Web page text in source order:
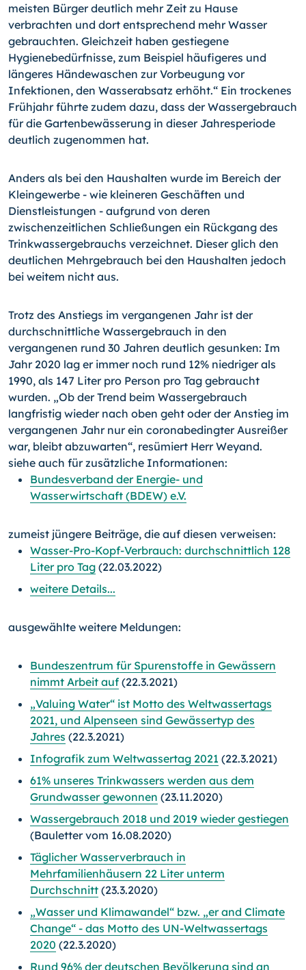
meisten Bürger deutlich mehr Zeit zu Hause
verbrachten und dort entsprechend mehr Wasser
gebrauchten. Gleichzeit haben gestiegene
Hygienebedürfnisse, zum Beispiel häufigeres und
längeres Händewaschen zur Vorbeugung vor
Infektionen, den Wasserabsatz erhöht.“ Ein trockenes
Frühjahr führte zudem dazu, dass der Wassergebrauch
für die Gartenbewässerung in dieser Jahresperiode
deutlich zugenommen hat.
Anders als bei den Haushalten wurde im Bereich der
Kleingewerbe - wie kleineren Geschäften und
Dienstleistungen - aufgrund von deren
zwischenzeitlichen Schließungen ein Rückgang des
Trinkwassergebrauchs verzeichnet. Dieser glich den
deutlichen Mehrgebrauch bei den Haushalten jedoch
bei weitem nicht aus.
Trotz des Anstiegs im vergangenen Jahr ist der
durchschnittliche Wassergebrauch in den
vergangenen rund 30 Jahren deutlich gesunken: Im
Jahr 2020 lag er immer noch rund 12% niedriger als
1990, als 147 Liter pro Person pro Tag gebraucht
wurden. „Ob der Trend beim Wassergebrauch
langfristig wieder nach oben geht oder der Anstieg im
vergangenen Jahr nur ein coronabedingter Ausreißer
war, bleibt abzuwarten“, resümiert Herr Weyand.
siehe auch für zusätzliche Informationen:
Bundesverband der Energie- und
Wasserwirtschaft (BDEW) e.V.
zumeist jüngere Beiträge, die auf diesen verweisen:
Wasser-Pro-Kopf-Verbrauch: durchschnittlich 128
Liter pro Tag (22.03.2022)
weitere Details...
ausgewählte weitere Meldungen:
Bundeszentrum für Spurenstoffe in Gewässern
nimmt Arbeit auf (22.3.2021)
„Valuing Water“ ist Motto des Weltwassertags
2021, und Alpenseen sind Gewässertyp des
Jahres (22.3.2021)
Infografik zum Weltwassertag 2021 (22.3.2021)
61% unseres Trinkwassers werden aus dem
Grundwasser gewonnen (23.11.2020)
Wassergebrauch 2018 und 2019 wieder gestiegen
(Bauletter vom 16.08.2020)
Täglicher Wasserverbrauch in
Mehrfamilienhäusern 22 Liter unterm
Durchschnitt (23.3.2020)
„Wasser und Klimawandel“ bzw. „er and Climate
Change“ - das Motto des UN-Weltwassertags
2020 (22.3.2020)
Rund 96% der deutschen Bevölkerung sind an